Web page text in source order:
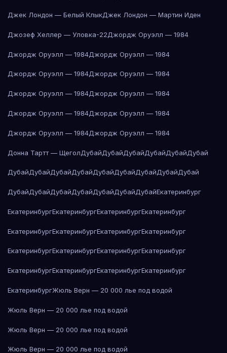
Джек Лондон — Белый КлыкДжек Лондон — Мартин Иден
Джозеф Хеллер — Уловка-22Джордж Оруэлл — 1984
Джордж Оруэлл — 1984Джордж Оруэлл — 1984
Джордж Оруэлл — 1984Джордж Оруэлл — 1984
Джордж Оруэлл — 1984Джордж Оруэлл — 1984
Джордж Оруэлл — 1984Джордж Оруэлл — 1984
Джордж Оруэлл — 1984Джордж Оруэлл — 1984
Донна Тартт — ЩеголДубайДубайДубайДубайДубайДубай
ДубайДубайДубайДубайДубайДубайДубайДубайДубай
ДубайДубайДубайДубайДубайДубайДубайЕкатеринбург
ЕкатеринбургЕкатеринбургЕкатеринбургЕкатеринбург
ЕкатеринбургЕкатеринбургЕкатеринбургЕкатеринбург
ЕкатеринбургЕкатеринбургЕкатеринбургЕкатеринбург
ЕкатеринбургЕкатеринбургЕкатеринбургЕкатеринбург
ЕкатеринбургЖюль Верн — 20 000 лье под водой
Жюль Верн — 20 000 лье под водой
Жюль Верн — 20 000 лье под водой
Жюль Верн — 20 000 лье под водой